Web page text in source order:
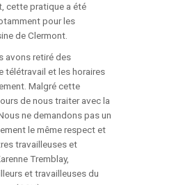
cette pratique a été
pour les
de Clermont.
avons retiré des
télétravail et les horaires
Malgré cette
de nous traiter avec la
ne demandons pas un
le même respect et
travailleuses et
Tremblay,
et travailleuses du